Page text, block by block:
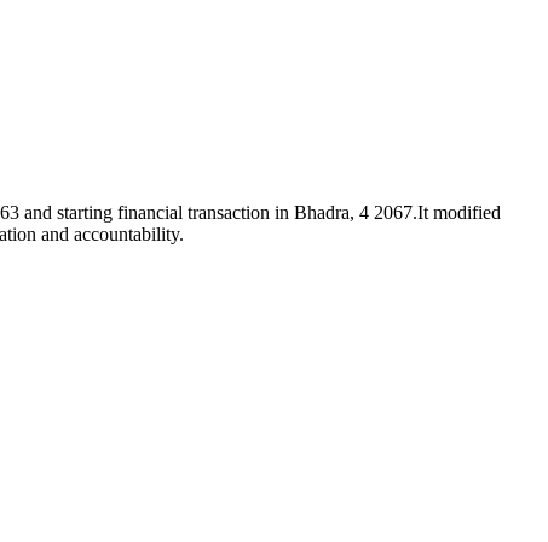
and starting financial transaction in Bhadra, 4 2067.It modified
and accountability.